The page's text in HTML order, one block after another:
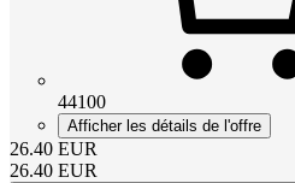
44100
Afficher les détails de l'offre
26.40 EUR
26.40 EUR